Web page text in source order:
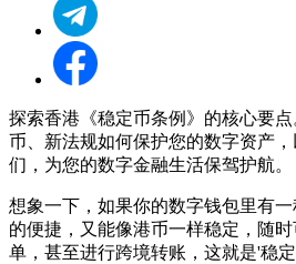
探索香港《稳定币条例》的核心要
币、新法规如何保护您的数字资产
们，为您的数字金融生活保驾护航。
想象一下，如果你的数字钱包里有
的便捷，又能像港币一样稳定，随
单，甚至进行跨境转账，这就是'稳